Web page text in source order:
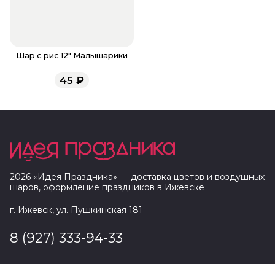
Шар с рис 12" Малышарики
45 ₽
2026 «Идея Праздника» — доставка цветов и воздушных
шаров, оформление праздников в Ижевске
г. Ижевск, ул. Пушкинская 181
8 (927) 333-94-33